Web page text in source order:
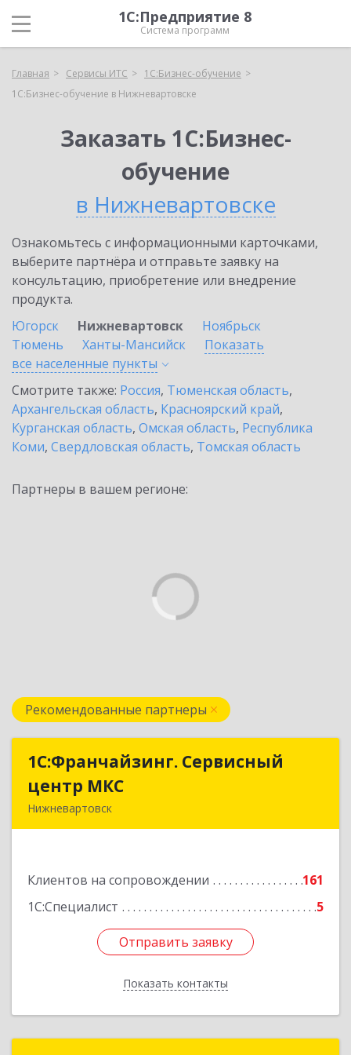
1С:Предприятие 8
Система программ
Главная Сервисы ИТС
1С:Бизнес-обучение
1С:Бизнес-обучение в Нижневартовске
Заказать 1С:Бизнес-
обучение
в Нижневартовске
Ознакомьтесь с информационными карточками,
выберите партнёра и отправьте заявку на
консультацию, приобретение или внедрение
продукта.
Югорск
Нижневартовск
Ноябрьск
Тюмень
Ханты-Мансийск
Показать
все населенные пункты
Смотрите также: Россия, Тюменская область,
Архангельская область, Красноярский край,
Курганская область, Омская область, Республика
Коми, Свердловская область, Томская область
Партнеры в вашем регионе:
Рекомендованные партнеры
1С:Франчайзинг. Сервисный
центр МКС
Нижневартовск
Клиентов на сопровождении
161
1С:Специалист
5
Отправить заявку
Показать контакты
1С:Франчайзинг. Сервисный
Подробнее
Отправить заявку
Назад